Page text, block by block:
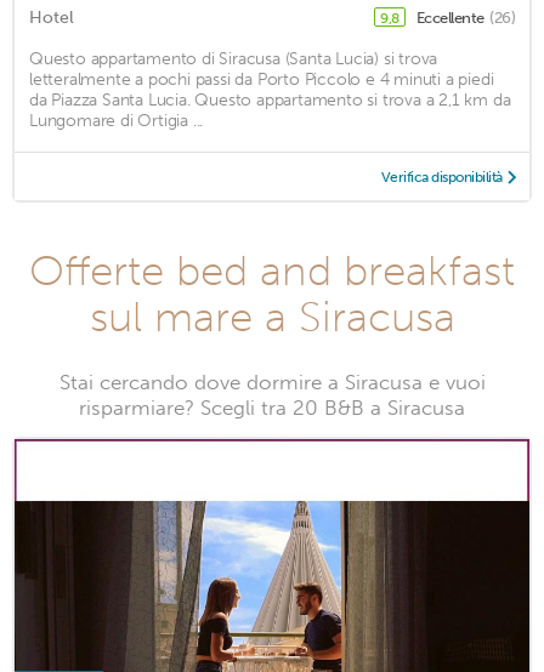
Hotel 9,8 Eccellente (26)
Questo appartamento di Siracusa (Santa Lucia) si trova
letteralmente a pochi passi da Porto Piccolo e 4 minuti a piedi
da Piazza Santa Lucia. Questo appartamento si trova a 2,1 km da
Lungomare di Ortigia ...
Verifica disponibilità
Offerte bed and breakfast
sul mare a Siracusa
Stai cercando dove dormire a Siracusa e vuoi
risparmiare? Scegli tra 20 B&B a Siracusa